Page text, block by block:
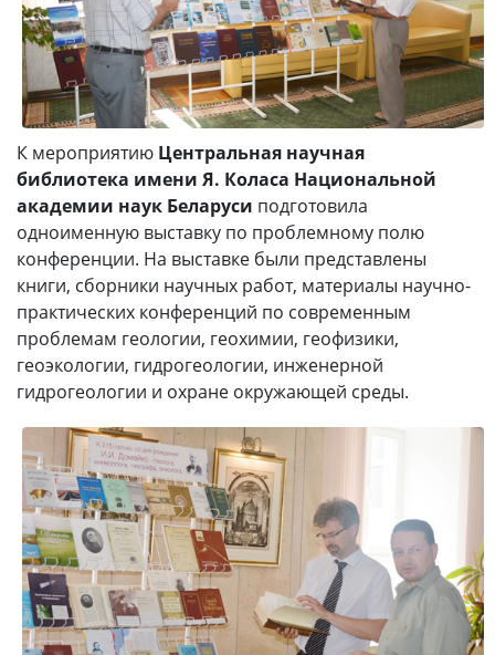
К мероприятию Центральная научная
библиотека имени Я. Коласа Национальной
академии наук Беларуси подготовила
одноименную выставку по проблемному полю
конференции. На выставке были представлены
книги, сборники научных работ, материалы научно-
практических конференций по современным
проблемам геологии, геохимии, геофизики,
геоэкологии, гидрогеологии, инженерной
гидрогеологии и охране окружающей среды.